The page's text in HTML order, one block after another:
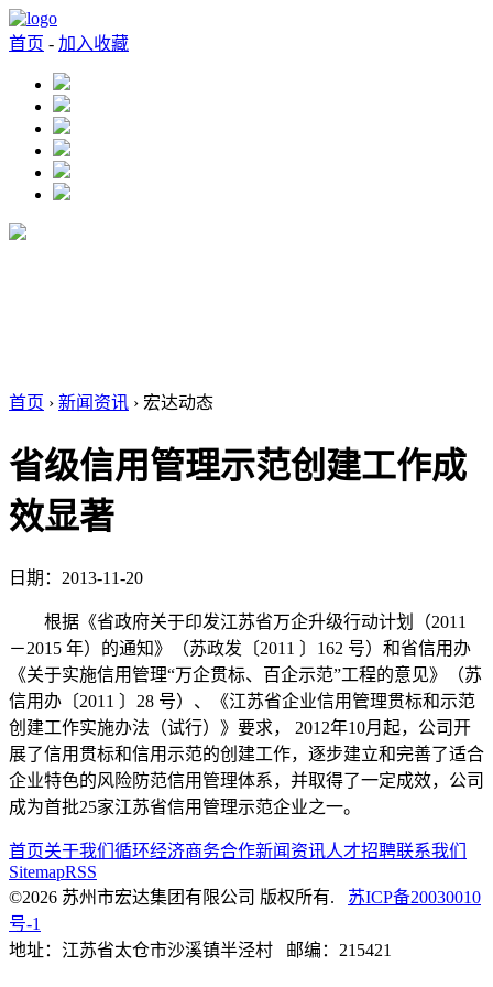
首页 - 加入收藏
首页 › 新闻资讯 › 宏达动态
省级信用管理示范创建工作成
效显著
日期：2013-11-20
根据《省政府关于印发江苏省万企升级行动计划（2011
－2015 年）的通知》（苏政发〔2011 〕162 号）和省信用办
《关于实施信用管理“万企贯标、百企示范”工程的意见》（苏
信用办〔2011 〕28 号）、《江苏省企业信用管理贯标和示范
创建工作实施办法（试行）》要求， 2012年10月起，公司开
展了信用贯标和信用示范的创建工作，逐步建立和完善了适合
企业特色的风险防范信用管理体系，并取得了一定成效，公司
成为首批25家江苏省信用管理示范企业之一。
首页关于我们 循环经济商务合作新闻资讯人才招聘联系我们
SitemapRSS
©2026 苏州市宏达集团有限公司 版权所有. 苏ICP备20030010
号-1
地址：江苏省太仓市沙溪镇半泾村 邮编：215421